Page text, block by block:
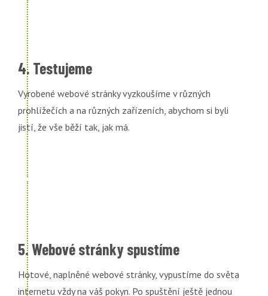
4. Testujeme
Vyrobené webové stránky vyzkoušíme v různých
prohlížečích a na různých zařízeních, abychom si byli
jistí, že vše běží tak, jak má.
5. Webové stránky spustíme
Hotové, naplněné webové stránky, vypustíme do světa
internetu vždy na váš pokyn. Po spuštění ještě jednou